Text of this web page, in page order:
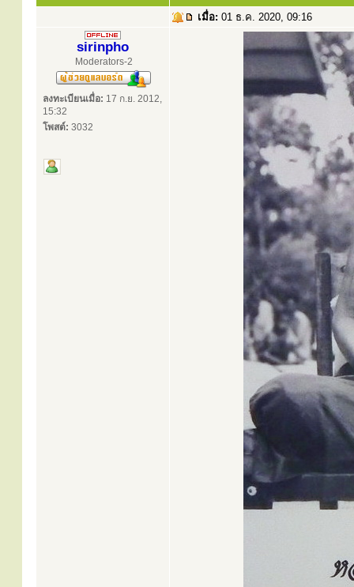
เมื่อ: 01 ธ.ค. 2020, 09:16
sirinpho
Moderators-2
ลงทะเบียนเมื่อ: 17 ก.ย. 2012,
15:32
โพสต์: 3032